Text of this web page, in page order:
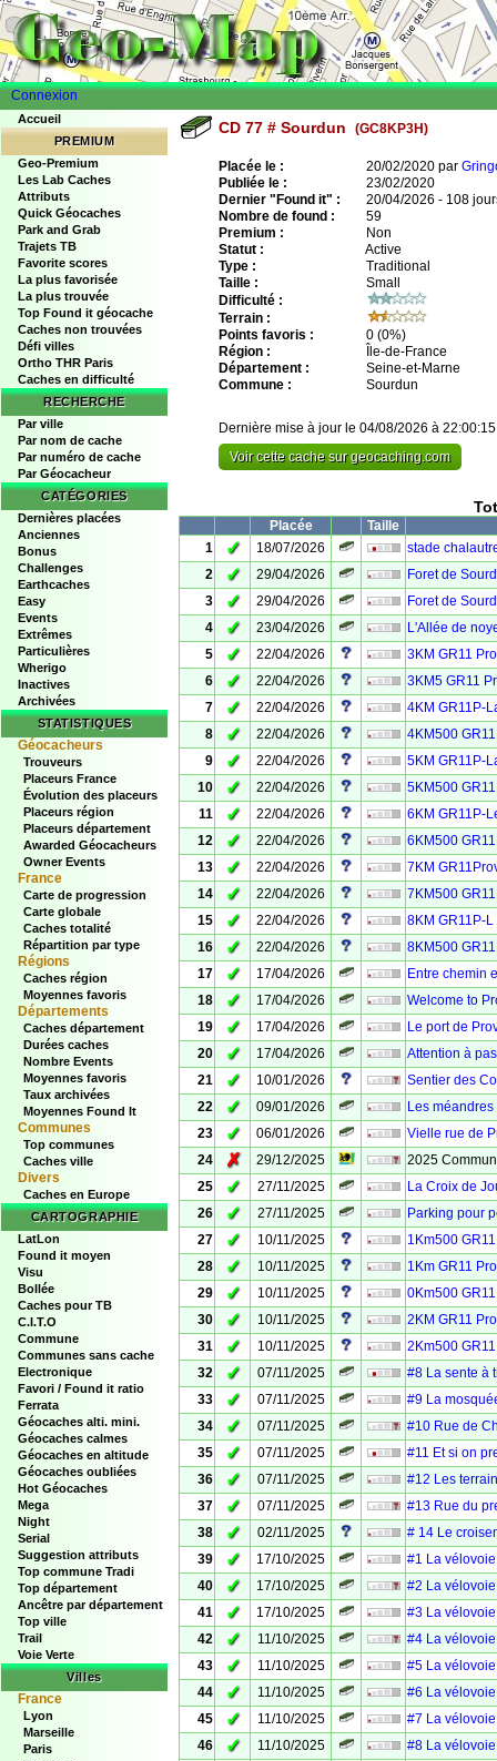
Connexion
Accueil
PREMIUM
Geo-Premium
Les Lab Caches
Attributs
Quick Géocaches
Park and Grab
Trajets TB
Favorite scores
La plus favorisée
La plus trouvée
Top Found it géocache
Caches non trouvées
Défi villes
Ortho THR Paris
Caches en difficulté
RECHERCHE
Par ville
Par nom de cache
Par numéro de cache
Par Géocacheur
CATÉGORIES
Dernières placées
Anciennes
Bonus
Challenges
Earthcaches
Easy
Events
Extrêmes
Particulières
Wherigo
Inactives
Archivées
STATISTIQUES
Géocacheurs
Trouveurs
Placeurs France
Évolution des placeurs
Placeurs région
Placeurs département
Awarded Géocacheurs
Owner Events
France
Carte de progression
Carte globale
Caches totalité
Répartition par type
Régions
Caches région
Moyennes favoris
Départements
Caches département
Durées caches
Nombre Events
Moyennes favoris
Taux archivées
Moyennes Found It
Communes
Top communes
Caches ville
Divers
Caches en Europe
CARTOGRAPHIE
LatLon
Found it moyen
Visu
Bollée
Caches pour TB
C.I.T.O
Commune
Communes sans cache
Electronique
Favori / Found it ratio
Ferrata
Géocaches alti. mini.
Géocaches calmes
Géocaches en altitude
Géocaches oubliées
Hot Géocaches
Mega
Night
Serial
Suggestion attributs
Top commune Tradi
Top département
Ancêtre par département
Top ville
Trail
Voie Verte
Villes
France
Lyon
Marseille
Paris
CD 77 # Sourdun (GC8KP3H)
Placée le : 20/02/2020 par
Publiée le :
23/02/2020
Dernier "Found it" :
20/04/2026 - 108
Nombre de found :
59
Premium :
Non
Statut :
Active
Type :
Traditional
Taille :
Small
Difficulté :
Terrain :
Points favoris :
0 (0%)
Région :
Île-de-France
Département :
Seine-et-Marne
Commune :
Sourdun
Dernière mise à jour le 04/08/2026 à 22:00:15
Voir cette cache sur geocaching.com
Placée
Taille
1
✓ 18/07/2026
stade
2
✓ 29/04/2026
Foret de
3
✓ 29/04/2026
Foret de
4
✓ 23/04/2026
L'Allée de
5
✓ 22/04/2026
3KM GR11
6
✓ 22/04/2026
3KM5 GR11
7
✓ 22/04/2026
4KM GR11P-
8
✓ 22/04/2026
4KM500
9
✓ 22/04/2026
5KM GR11P-
10
✓ 22/04/2026
5KM500
11
✓ 22/04/2026
6KM GR11P-
12
✓ 22/04/2026
6KM500
13
✓ 22/04/2026
7KM
14
✓ 22/04/2026
7KM500
15
✓ 22/04/2026
8KM GR11P-
16
✓ 22/04/2026
8KM500
17
✓ 17/04/2026
Entre chemin
18
✓ 17/04/2026
Welcome to
19
✓ 17/04/2026
Le port de
20
✓ 17/04/2026
Attention à
21
✓ 10/01/2026
Sentier des
22
✓ 09/01/2026
Les
23
✓ 06/01/2026
Vielle rue de
24
✗ 29/12/2025
2025
25
✓ 27/11/2025
La Croix de
26
✓ 27/11/2025
Parking pour
27
✓ 10/11/2025
1Km500
28
✓ 10/11/2025
1Km GR11
29
✓ 10/11/2025
0Km500
30
✓ 10/11/2025
2KM GR11
31
✓ 10/11/2025
2Km500
32
✓ 07/11/2025
#8 La sente à
33
✓ 07/11/2025
#9 La
34
✓ 07/11/2025
#10 Rue de
35
✓ 07/11/2025
#11 Et si on
36
✓ 07/11/2025
#12 Les
37
✓ 07/11/2025
#13 Rue du
38
✓ 02/11/2025
# 14 Le
39
✓ 17/10/2025
#1 La
40
✓ 17/10/2025
#2 La
41
✓ 17/10/2025
#3 La
42
✓ 11/10/2025
#4 La
43
✓ 11/10/2025
#5 La
44
✓ 11/10/2025
#6 La
45
✓ 11/10/2025
#7 La
46
✓ 11/10/2025
#8 La